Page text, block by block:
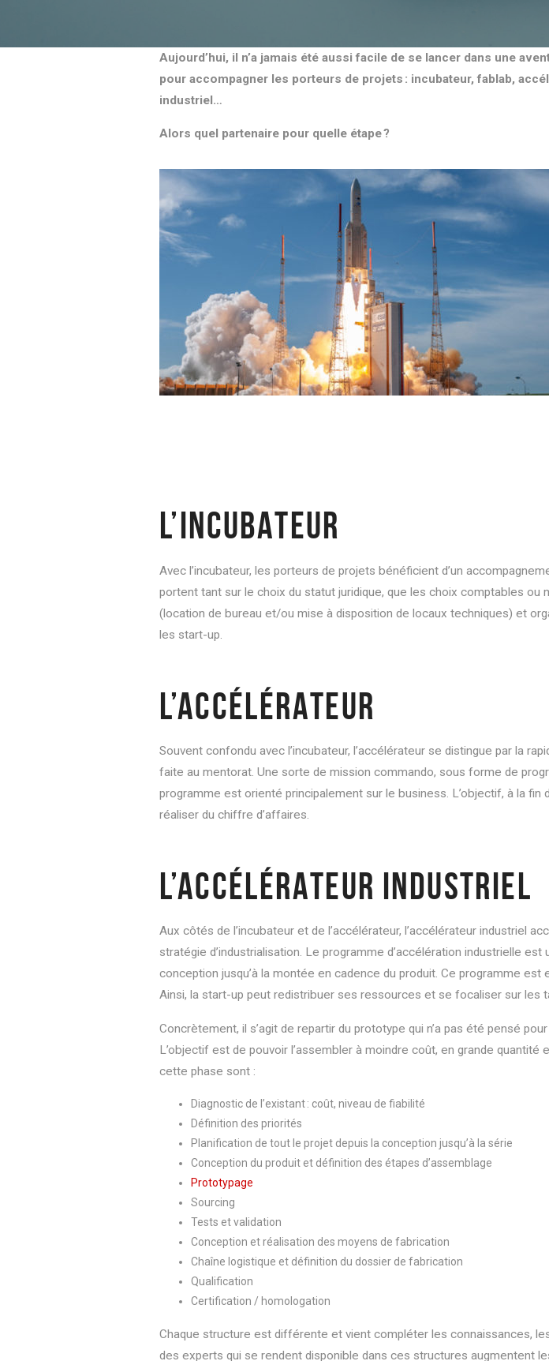
Aujourd’hui, il n’a jamais été aussi facile de se lancer dans une
pour accompagner les porteurs de projets : incubateur, fablab,
industriel…
Alors quel partenaire pour quelle étape ?
L’INCUBATEUR
Avec l’incubateur, les porteurs de projets bénéficient d’un
portent tant sur le choix du statut juridique, que les choix comptables ou
(location de bureau et/ou mise à disposition de locaux techniques) et
les start-up.
L’ACCÉLÉRATEUR
Souvent confondu avec l’incubateur, l’accélérateur se distingue par la
faite au mentorat. Une sorte de mission commando, sous forme de
programme est orienté principalement sur le business. L’objectif, à la
réaliser du chiffre d’affaires.
L’ACCÉLÉRATEUR INDUSTRIEL
Aux côtés de l’incubateur et de l’accélérateur, l’accélérateur industriel
stratégie d’industrialisation. Le programme d’accélération industrielle
conception jusqu’à la montée en cadence du produit. Ce programme
Ainsi, la start-up peut redistribuer ses ressources et se focaliser sur les
Concrètement, il s’agit de repartir du prototype qui n’a pas été pensé
L’objectif est de pouvoir l’assembler à moindre coût, en grande
cette phase sont :
Diagnostic de l’existant : coût, niveau de fiabilité
Définition des priorités
Planification de tout le projet depuis la conception jusqu’à la série
Conception du produit et définition des étapes d’assemblage
Prototypage
Sourcing
Tests et validation
Conception et réalisation des moyens de fabrication
Chaîne logistique et définition du dossier de fabrication
Qualification
Certification / homologation
Chaque structure est différente et vient compléter les connaissances,
des experts qui se rendent disponible dans ces structures augmentent